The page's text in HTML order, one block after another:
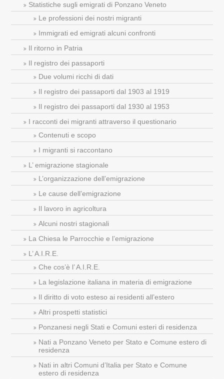
Statistiche sugli emigrati di Ponzano Veneto
Le professioni dei nostri migranti
Immigrati ed emigrati alcuni confronti
Il ritorno in Patria
Il registro dei passaporti
Due volumi ricchi di dati
Il registro dei passaporti dal 1903 al 1919
Il registro dei passaporti dal 1930 al 1953
I racconti dei migranti attraverso il questionario
Contenuti e scopo
I migranti si raccontano
L’ emigrazione stagionale
L’organizzazione dell’emigrazione
Le cause dell’emigrazione
Il lavoro in agricoltura
Alcuni nostri stagionali
La Chiesa le Parrocchie e l’emigrazione
L’ A.I.R.E.
Che cos’è l’ A.I.R.E.
La legislazione italiana in materia di emigrazione
Il diritto di voto esteso ai residenti all’estero
Altri prospetti statistici
Ponzanesi negli Stati e Comuni esteri di residenza
Nati a Ponzano Veneto per Stato e Comune estero di
residenza
Nati in altri Comuni d’Italia per Stato e Comune
estero di residenza